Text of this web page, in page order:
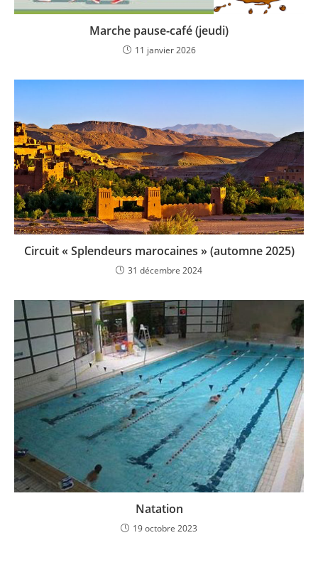
Marche pause-café (jeudi)
11 janvier 2026
Circuit « Splendeurs marocaines » (automne 2025)
31 décembre 2024
Natation
19 octobre 2023